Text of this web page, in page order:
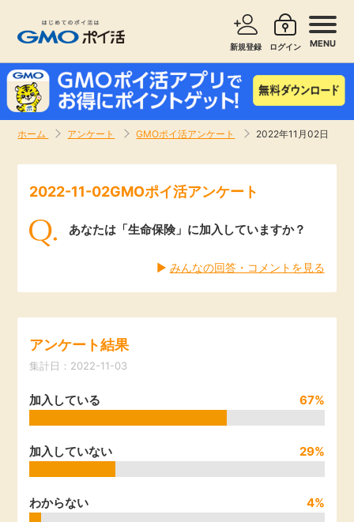
新規登録 ログイン MENU
ホーム アンケート GMOポイ活アンケート 2022年11月02日
新着
高還元
無料
即日還元
サービスで探す ショッピングで探す
旅行・レンタカー
クレジットカード
暮らし
学び
進学・教育
2022-11-02GMOポイ活アンケート
あなたは「生命保険」に加入していますか？
▶︎ みんなの回答・コメントを見る
アンケート結果
集計日：2022-11-03
加入している 67%
加入していない 29%
わからない 4%